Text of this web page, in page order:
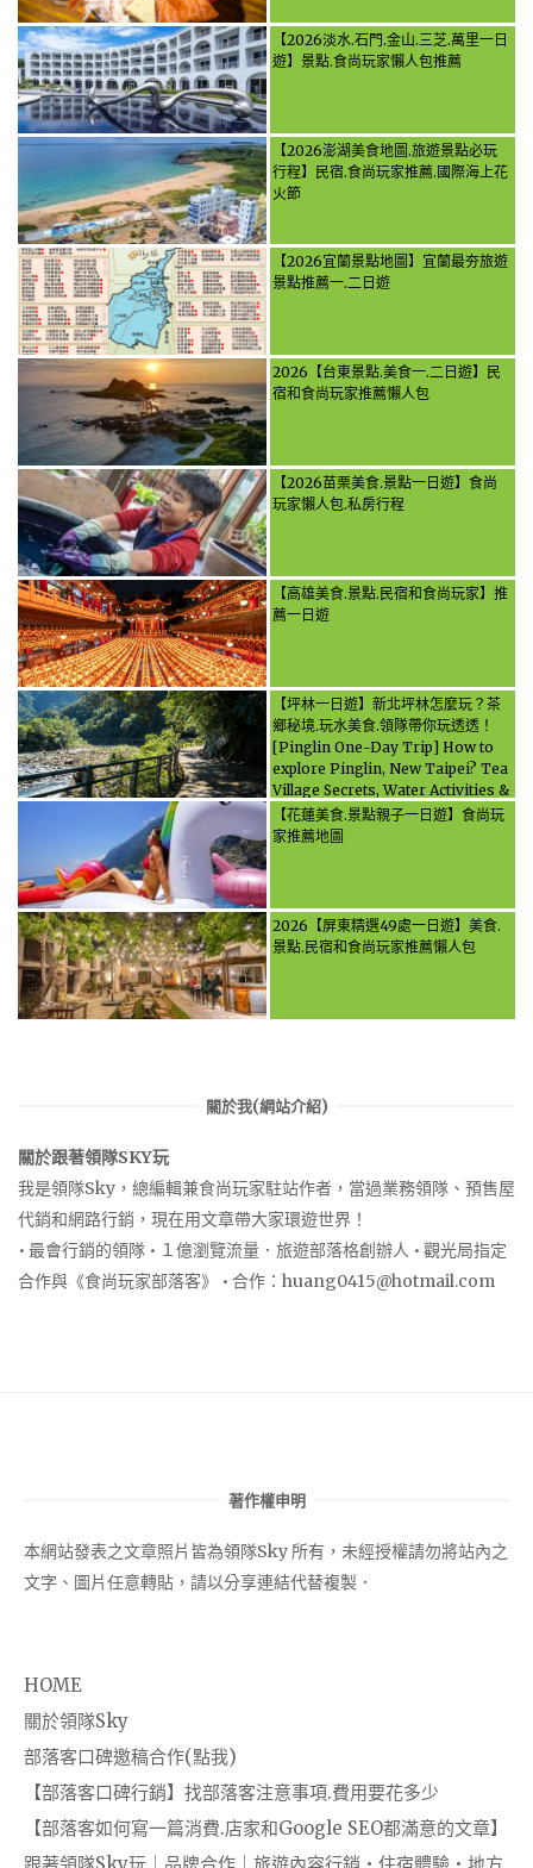
【2026淡水.石門.金山.三芝.萬里一日
遊】景點.食尚玩家懶人包推薦
【2026澎湖美食地圖.旅遊景點必玩
行程】民宿.食尚玩家推薦.國際海上花
火節
【2026宜蘭景點地圖】宜蘭最夯旅遊
景點推薦一.二日遊
2026【台東景點.美食一.二日遊】民
宿和食尚玩家推薦懶人包
【2026苗栗美食.景點一日遊】食尚
玩家懶人包.私房行程
【高雄美食.景點.民宿和食尚玩家】推
薦一日遊
【坪林一日遊】新北坪林怎麼玩？茶
鄉秘境.玩水美食.領隊帶你玩透透！
[Pinglin One-Day Trip] How to
explore Pinglin, New Taipei? Tea
Village Secrets, Water Activities &
Food, Let the guide take you
through it all!
【花蓮美食.景點親子一日遊】食尚玩
家推薦地圖
2026【屏東精選49處一日遊】美食.
景點.民宿和食尚玩家推薦懶人包
關於我(網站介紹)
關於跟著領隊SKY玩
我是領隊Sky，總編輯兼食尚玩家駐站作者，當過業務領隊、預售屋
代銷和網路行銷，現在用文章帶大家環遊世界！
• 最會行銷的領隊 • １億瀏覽流量．旅遊部落格創辦人 • 觀光局指定
合作與《食尚玩家部落客》 • 合作： huang0415@hotmail.com
著作權申明
本網站發表之文章照片皆為領隊Sky 所有，未經授權請勿將站內之
文字、圖片任意轉貼，請以分享連結代替複製．
HOME
關於領隊Sky
部落客口碑邀稿合作(點我)
【部落客口碑行銷】找部落客注意事項.費用要花多少
【部落客如何寫一篇消費.店家和Google SEO都滿意的文章】